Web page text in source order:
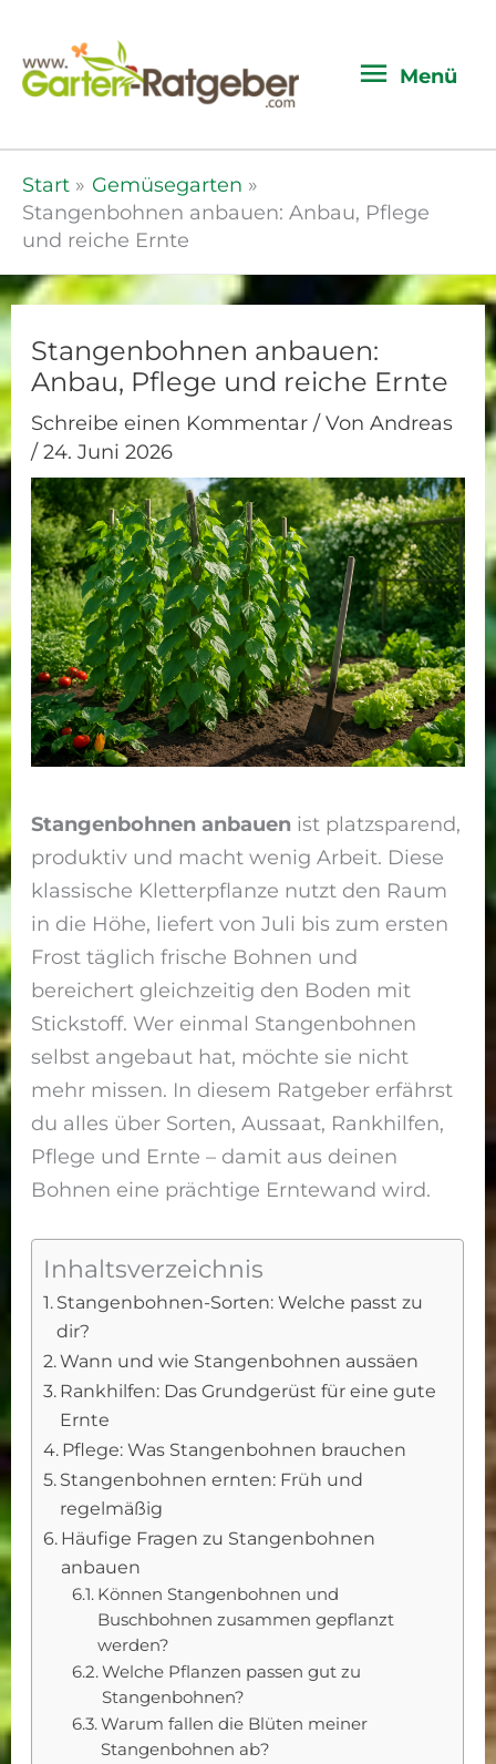
Menü
Start
Gemüsegarten
Stangenbohnen anbauen: Anbau, Pflege
und reiche Ernte
Stangenbohnen anbauen:
Anbau, Pflege und reiche Ernte
Schreibe einen Kommentar / VonAndreas
/24. Juni 2026
Stangenbohnen anbauen ist platzsparend,
produktiv und macht wenig Arbeit. Diese
klassische Kletterpflanze nutzt den Raum
in die Höhe, liefert von Juli bis zum ersten
Frost täglich frische Bohnen und
bereichert gleichzeitig den Boden mit
Stickstoff. Wer einmal Stangenbohnen
selbst angebaut hat, möchte sie nicht
mehr missen. In diesem Ratgeber erfährst
du alles über Sorten, Aussaat, Rankhilfen,
Pflege und Ernte – damit aus deinen
Bohnen eine prächtige Erntewand wird.
Inhaltsverzeichnis
Stangenbohnen-Sorten: Welche passt zu
dir?
Wann und wie Stangenbohnen aussäen
Rankhilfen: Das Grundgerüst für eine gute
Ernte
Pflege: Was Stangenbohnen brauchen
Stangenbohnen ernten: Früh und
regelmäßig
Häufige Fragen zu Stangenbohnen
anbauen
Können Stangenbohnen und
Buschbohnen zusammen gepflanzt
werden?
Welche Pflanzen passen gut zu
Stangenbohnen?
Warum fallen die Blüten meiner
Stangenbohnen ab?